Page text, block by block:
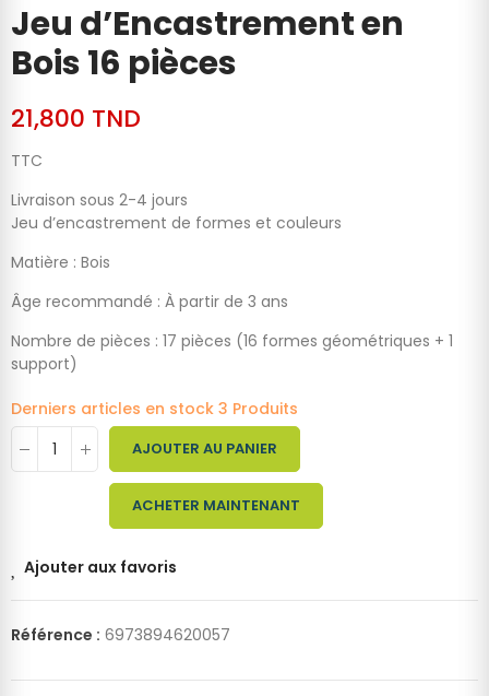
Jeu d’Encastrement en
Bois 16 pièces
21,800 TND
TTC
Livraison sous 2-4 jours
Jeu d’encastrement de formes et couleurs
Matière : Bois
Âge recommandé : À partir de 3 ans
Nombre de pièces : 17 pièces (16 formes géométriques + 1
support)
Derniers articles en stock 3 Produits
AJOUTER AU PANIER
ACHETER MAINTENANT
Ajouter aux favoris
Référence : 6973894620057